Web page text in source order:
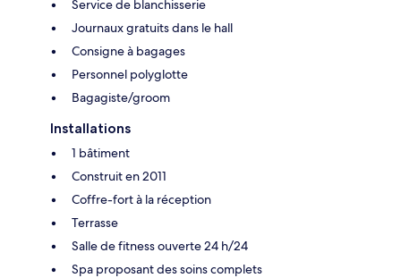
Service de blanchisserie
Journaux gratuits dans le hall
Consigne à bagages
Personnel polyglotte
Bagagiste/groom
Installations
1 bâtiment
Construit en 2011
Coffre-fort à la réception
Terrasse
Salle de fitness ouverte 24 h/24
Spa proposant des soins complets